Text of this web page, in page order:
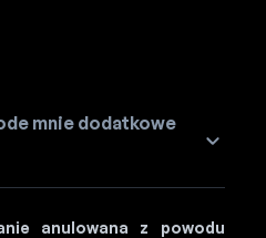
mnie dodatkowe
anulowana z powodu